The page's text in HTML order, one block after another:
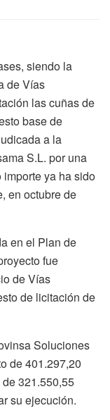
siendo la
de Vías
las cuñas de
base de
a la
S.L. por una
ya ha sido
en octubre de
en el Plan de
fue
de Vías
de licitación de
Soluciones
de 401.297,20
321.550,55
su ejecución.